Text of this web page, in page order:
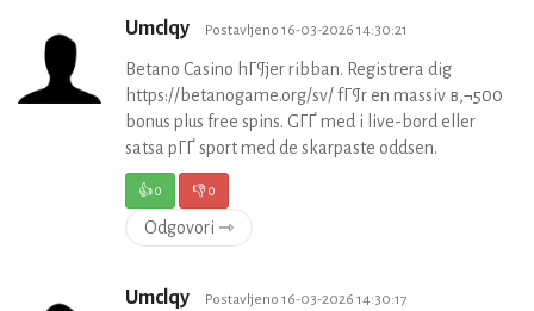
Umclqy Postavljeno 16-03-2026 14:30:21
Betano Casino hГ¶jer ribban. Registrera dig
https://betanogame.org/sv/ fГ¶r en massiv в‚¬500
bonus plus free spins. GГҐ med i live-bord eller
satsa pГҐ sport med de skarpaste oddsen.
👍0 👎0
Odgovori ⇾
Umclqy Postavljeno 16-03-2026 14:30:17